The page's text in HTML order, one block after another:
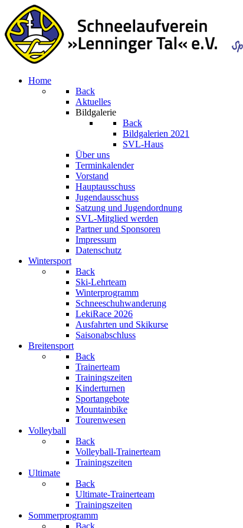
Home
Back
Aktuelles
Bildgalerie
Back
Bildgalerien 2021
SVL-Haus
Über uns
Terminkalender
Vorstand
Hauptausschuss
Jugendausschuss
Satzung und Jugendordnung
SVL-Mitglied werden
Partner und Sponsoren
Impressum
Datenschutz
Wintersport
Back
Ski-Lehrteam
Winterprogramm
Schneeschuhwanderung
LekiRace 2026
Ausfahrten und Skikurse
Saisonabschluss
Breitensport
Back
Trainerteam
Trainingszeiten
Kinderturnen
Sportangebote
Mountainbike
Tourenwesen
Volleyball
Back
Volleyball-Trainerteam
Trainingszeiten
Ultimate
Back
Ultimate-Trainerteam
Trainingszeiten
Sommerprogramm
Back